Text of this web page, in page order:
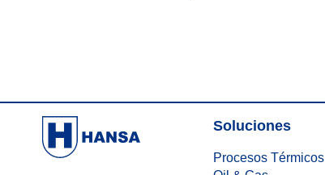
Soluciones
Procesos Térmicos